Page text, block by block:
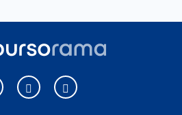
Boursorama sur Facebook
Boursorama sur XBoursorama sur